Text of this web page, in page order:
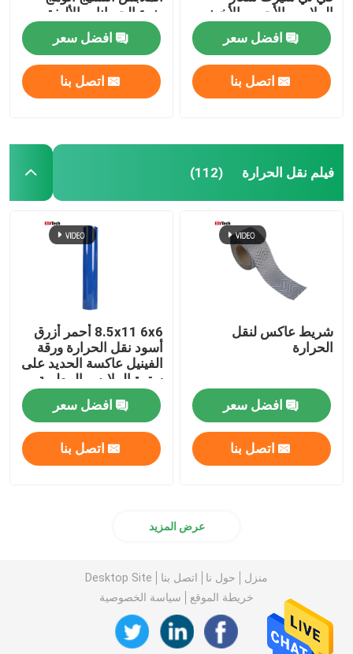
الملابس الأحمر والأخضر
افضل سعر
اتصل بنا
ضوء الحيوانات الأليفة
افضل سعر
اتصل بنا
فيلم نقل الحرارة (112)
شريط عاكس لنقل
الحرارة
افضل سعر
اتصل بنا
8.5x11 6x6 أحمر أزرق
أسود نقل الحرارة ورقة
الفينيل عاكسة الحديد على
سترة الملابس البيطرية
افضل سعر
اتصل بنا
عرض المزيد
منزل حول نا اتصل بنا
Desktop Site
خريطة الموقع
سياسة الخصوصية